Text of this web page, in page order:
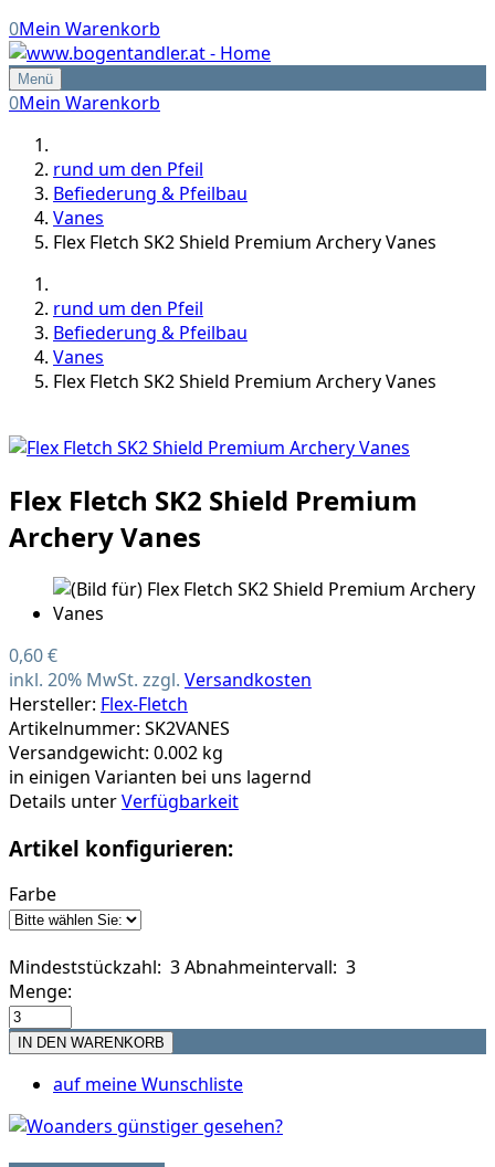
0Mein Warenkorb
Menü
0Mein Warenkorb
rund um den Pfeil
Befiederung & Pfeilbau
Vanes
Flex Fletch SK2 Shield Premium Archery Vanes
rund um den Pfeil
Befiederung & Pfeilbau
Vanes
Flex Fletch SK2 Shield Premium Archery Vanes
Flex Fletch SK2 Shield Premium
Archery Vanes
0,60 €
inkl. 20% MwSt. zzgl. Versandkosten
Hersteller: Flex-Fletch
Artikelnummer: SK2VANES
Versandgewicht: 0.002 kg
in einigen Varianten bei uns lagernd
Details unterVerfügbarkeit
Artikel konfigurieren:
Farbe
Mindeststückzahl: 3Abnahmeintervall: 3
Menge:
auf meine Wunschliste